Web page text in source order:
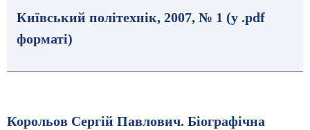
Київський політехнік, 2007, № 1 (у .pdf
форматі)
Корольов Сергiй Павлович. Біографічна